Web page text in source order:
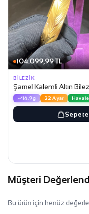
104.099,99 TL
BILEZIK
Şarnel Kalemli Altın
14.9g 22 Ayar
Müşteri
Bu ürün için henüz